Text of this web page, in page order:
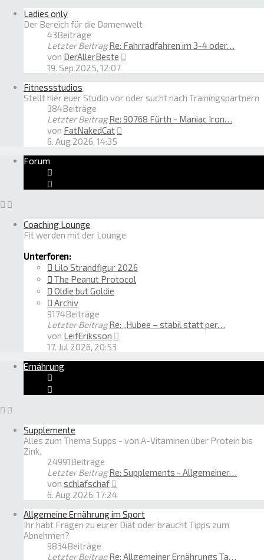
Ladies only
Der Bereich für die Damenwelt
43Beiträge
Letzter Beitrag Re: Fahrradfahren im 3-4 oder…
von DerAllerBeste
19. Sep 2025, 12:07
Fitnessstudios
Stellt hier euer Studio vor oder sucht nach Trainingspartnern
384Beiträge
Letzter Beitrag Re: 90768 Fürth - Maniac Iron…
von FatNakedCat
6. Aug 2026, 14:35
Forum
Coaching Lounge
Fit werden mit der Lounge
Unterforen:
Lilo Strandfigur 2026
The Peanut Protocol
Oldie but Goldie
Archiv
9174Beiträge
Letzter Beitrag Re: „Hubee – stabil statt per…
von LeifEriksson
17. Jul 2026, 20:53
Ernährung
Supplemente
Alles zum Thema Supps - von A-Vitaminen über Protein bis
Zink.
24991Beiträge
Letzter Beitrag Re: Supplements - Allgemeiner…
von schlafschaf
6. Aug 2026, 17:24
Allgemeine Ernährung im Sport
Ihr habt Fragen zu eurer Diät oder braucht Tipps zum
Abnehmen?
9834Beiträge
Letzter Beitrag Re: Allgemeiner Ernährungs Ta…